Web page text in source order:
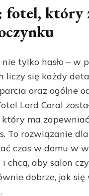
który
tylko hasło – w
liczy się każdy
oraz ogólne
Lord Coral
który ma
To rozwiązanie
czas w domu w
chcą, aby salon
dobrze, jak się